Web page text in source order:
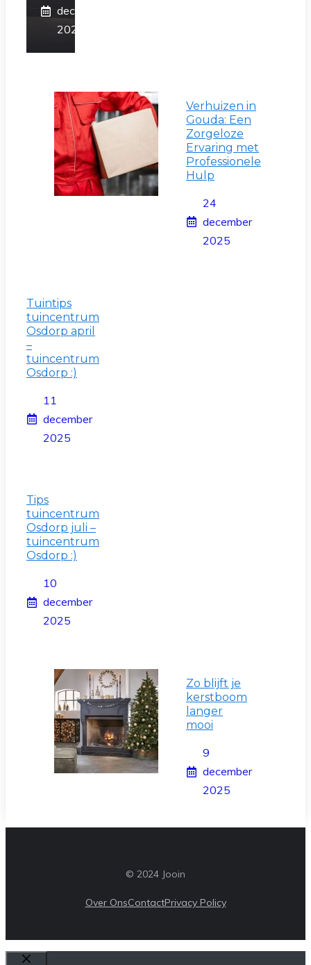
december
2025
Verhuizen in
Gouda: Een
Zorgeloze
Ervaring met
Professionele
Hulp
24
december
2025
Tuintips
tuincentrum
Osdorp april
–
tuincentrum
Osdorp :)
11
december
2025
Tips
tuincentrum
Osdorp juli –
tuincentrum
Osdorp :)
10
december
2025
Zo blijft je
kerstboom
langer
mooi
9
december
2025
© 2024 Jooin
Over OnsContactPrivacy Policy